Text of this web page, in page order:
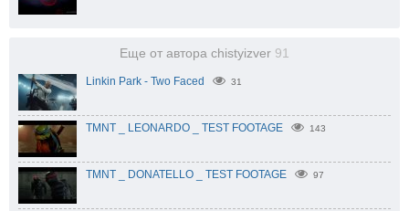
Еще от автора chistyizver 91
Linkin Park - Two Faced 31
TMNT _ LEONARDO _ TEST FOOTAGE 143
TMNT _ DONATELLO _ TEST FOOTAGE 97